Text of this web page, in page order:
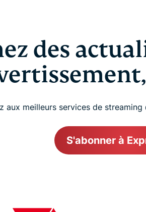
des
aux meilleurs services de
S'abonner à